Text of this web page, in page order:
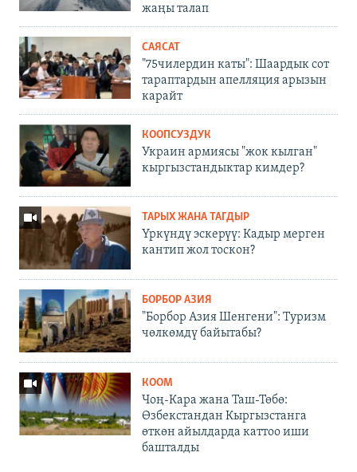
жаңы талап
САЯСАТ
"75чилердин каты": Шаардык сот
тараптардын апелляция арызын
карайт
КООПСУЗДУК
Украин армиясы "жок кылган"
кыргызстандыктар кимдер?
ТАРЫХ ЖАНА ТАГДЫР
Үркүндү эскерүү: Кадыр мерген
кантип жол тоскон?
БОРБОР АЗИЯ
"Борбор Азия Шенгени": Туризм
чөлкөмдү байытабы?
КООМ
Чоң-Кара жана Таш-Төбө:
Өзбекстандан Кыргызстанга
өткөн айылдарда каттоо иши
башталды